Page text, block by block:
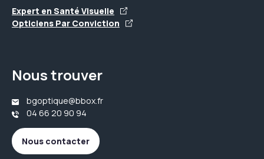
Expert en Santé Visuelle
Opticiens Par Conviction
Nous trouver
bgoptique@bbox.fr
04 66 20 90 94
Nous contacter